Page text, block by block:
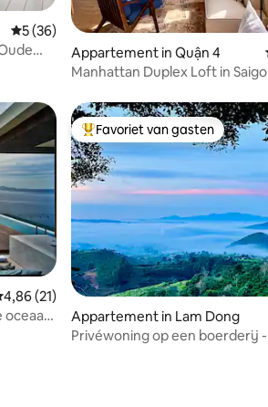
Gemiddelde beoordeling van 5 op 5, 36
5 (36)
Appartement in Quận 4
Manhattan Duplex Loft in
beoordeling van 4,86 op 5, 21
4,86 (21)
oceaan
Topfavoriet van gasten
Favoriet van gasten
Appartement in Lam Dong
Privéwoning op een boerderij